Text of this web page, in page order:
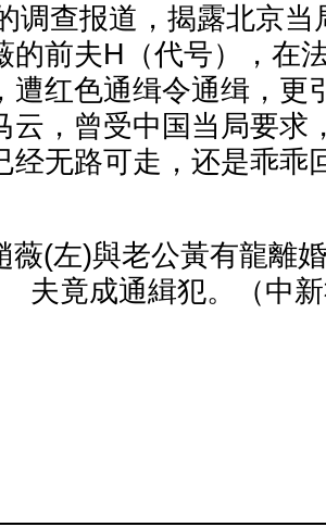
调查报道，揭露北京
的前夫H（代号），在
遭红色通缉令通缉，更
云，曾受中国当局要求
经无路可走，还是乖乖